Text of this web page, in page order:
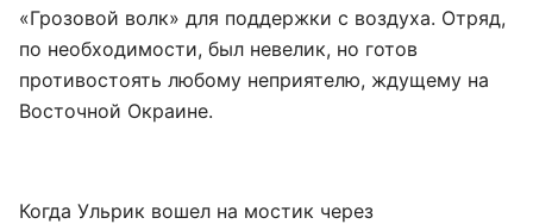
«Грозовой волк» для поддержки с воздуха. Отряд,
по необходимости, был невелик, но готов
противостоять любому неприятелю, ждущему на
Восточной Окраине.
Когда Ульрик вошел на мостик через